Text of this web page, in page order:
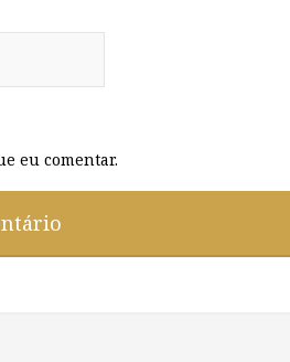
eu comentar.